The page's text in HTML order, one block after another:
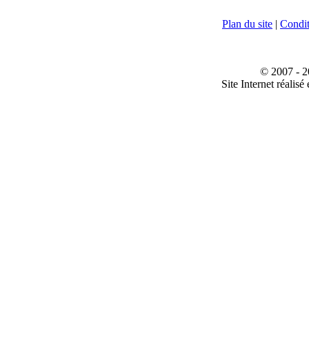
Plan du site |
© 2007 -
Site Internet réalisé